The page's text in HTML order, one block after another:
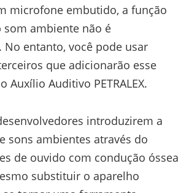
microfone embutido, a função
ambiente não é
entanto, você pode usar
que adicionarão esse
Auxílio Auditivo PETRALEX.
introduzirem a
sons ambientes através do
de ouvido com condução óssea
substituir o aparelho